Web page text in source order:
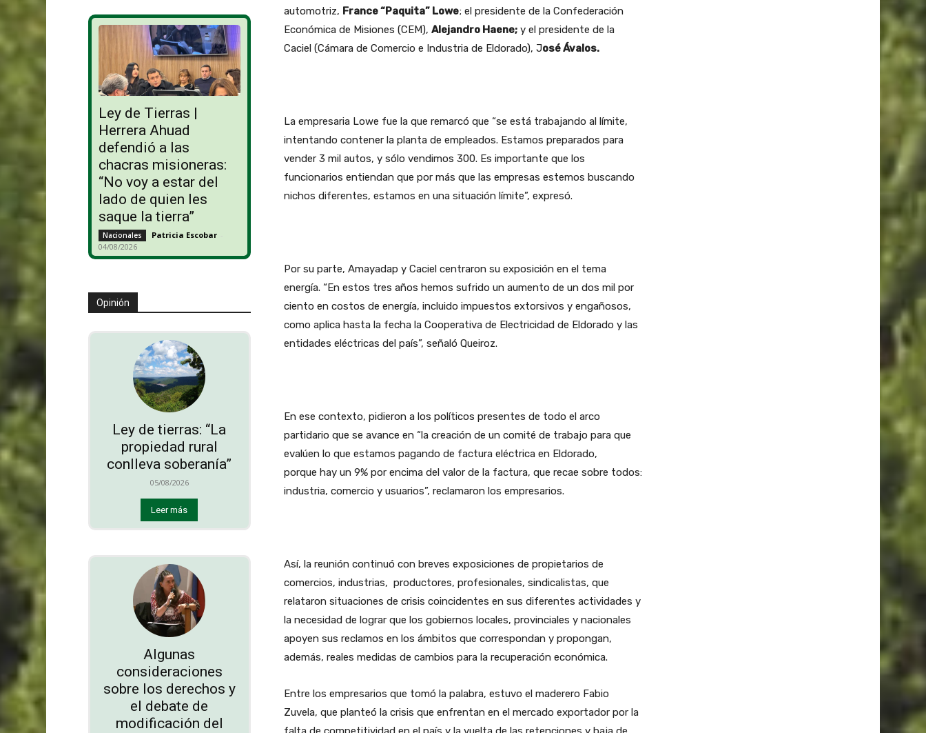
Ley de Tierras |
Herrera Ahuad
defendió a las
chacras misioneras:
“No voy a estar del
lado de quien les
saque la tierra”
Nacionales Patricia Escobar -
04/08/2026
Opinión
Ley de tierras: “La
propiedad rural
conlleva soberanía”
05/08/2026
Leer más
Algunas
consideraciones
sobre los derechos y
el debate de
modificación del
automotriz, France “Paquita” Lowe; el presidente de la Confederación
Económica de Misiones (CEM), Alejandro Haene;y el presidente de la
Caciel (Cámara de Comercio e Industria de Eldorado), José Ávalos.
La empresaria Lowe fue la que remarcó que “se está trabajando al límite,
intentando contener la planta de empleados. Estamos preparados para
vender 3 mil autos, y sólo vendimos 300. Es importante que los
funcionarios entiendan que por más que las empresas estemos buscando
nichos diferentes, estamos en una situación límite”, expresó.
Por su parte, Amayadap y Caciel centraron su exposición en el tema
energía. “En estos tres años hemos sufrido un aumento de un dos mil por
ciento en costos de energía, incluido impuestos extorsivos y engañosos,
como aplica hasta la fecha la Cooperativa de Electricidad de Eldorado y las
entidades eléctricas del país”, señaló Queiroz.
En ese contexto, pidieron a los políticos presentes de todo el arco
partidario que se avance en “la creación de un comité de trabajo para que
evalúen lo que estamos pagando de factura eléctrica en Eldorado,
porque hay un 9% por encima del valor de la factura, que recae sobre todos:
industria, comercio y usuarios”, reclamaron los empresarios.
Así, la reunión continuó con breves exposiciones de propietarios de
comercios, industrias, productores, profesionales, sindicalistas, que
relataron situaciones de crisis coincidentes en sus diferentes actividades y
la necesidad de lograr que los gobiernos locales, provinciales y nacionales
apoyen sus reclamos en los ámbitos que correspondan y propongan,
además, reales medidas de cambios para la recuperación económica.
Entre los empresarios que tomó la palabra, estuvo el maderero Fabio
Zuvela, que planteó la crisis que enfrentan en el mercado exportador por la